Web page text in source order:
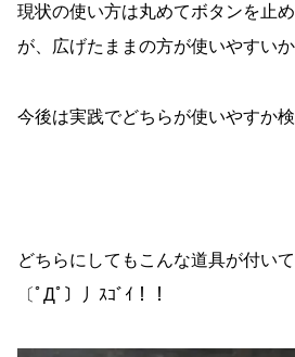
現状の使い方は丸めてボタンを止
が、広げたままの方が使いやすい
今後は実践でどちらが使いやすか
どちらにしてもこんな道具が付い
〔ﾟДﾟ〕丿ｽｺﾞｲ！！